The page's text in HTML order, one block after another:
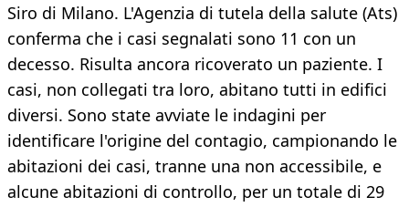
Siro di Milano. L'Agenzia di tutela della salute (Ats)
conferma che i casi segnalati sono 11 con un
decesso. Risulta ancora ricoverato un paziente. I
casi, non collegati tra loro, abitano tutti in edifici
diversi. Sono state avviate le indagini per
identificare l'origine del contagio, campionando le
abitazioni dei casi, tranne una non accessibile, e
alcune abitazioni di controllo, per un totale di 29